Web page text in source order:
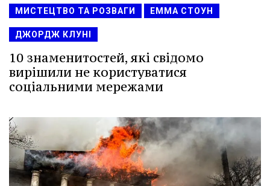
МИСТЕЦТВО ТА РОЗВАГИ ЕММА СТОУН
ДЖОРДЖ КЛУНІ
10 знаменитостей, які свідомо
вирішили не користуватися
соціальними мережами